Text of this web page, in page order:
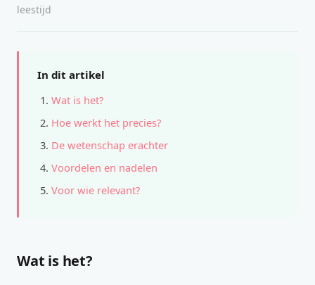
leestijd
In dit artikel
Wat is het?
Hoe werkt het precies?
De wetenschap erachter
Voordelen en nadelen
Voor wie relevant?
Wat is het?